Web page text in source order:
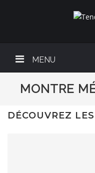
MENU
MONTRE
DÉCOUVREZ